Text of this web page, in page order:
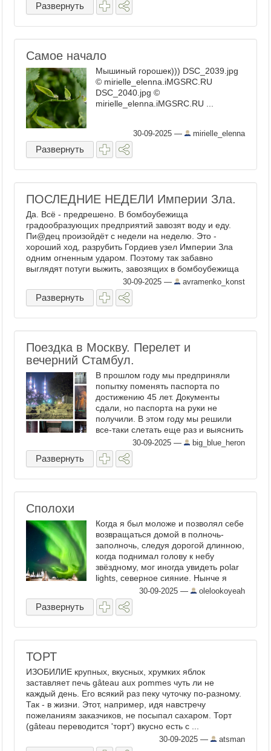
Развернуть
Самое начало
Мышиный горошек))) DSC_2039.jpg
© mirielle_elenna.iMGSRC.RU
DSC_2040.jpg ©
mirielle_elenna.iMGSRC.RU ...
30-09-2025 — mirielle_elenna
Развернуть
ПОСЛЕДНИЕ НЕДЕЛИ Империи Зла.
Да. Всё - предрешено. В бомбоубежища
градообразующих предприятий завозят воду и еду.
Пи@дец произойдёт с недели на неделю. Это -
хороший ход, разрубить Гордиев узел Империи Зла
одним огненным ударом. Поэтому так забавно
выглядят потуги выжить, завозящих в бомбоубежища
30-09-2025 — avramenko_konst
Развернуть
Поездка в Москву. Перелет и
вечерний Стамбул.
В прошлом году мы предприняли
попытку поменять паспорта по
достижению 45 лет. Документы
сдали, но паспорта на руки не
получили. В этом году мы решили
все-таки слетать еще раз и выяснить
почему статус дела застрял на год в
состоянии "в обработке" и
переподать документы, если
30-09-2025 — big_blue_heron
Развернуть
Сполохи
Когда я был моложе и позволял себе
возвращаться домой в полночь-
заполночь, следуя дорогой длинною,
когда поднимал голову к небу
звёздному, мог иногда увидеть polar
lights, северное сияние. Нынче я
рано ложусь, вместе со "Спокойкой"
или по окончании её. Теперь много
доступных устройств и ...
30-09-2025 — olelookoyeah
Развернуть
ТОРТ
ИЗОБИЛИЕ крупных, вкусных, хрумких яблок
заставляет печь gâteau aux pommes чуть ли не
каждый день. Его всякий раз пеку чуточку по-разному.
Так - в жизни. Этот, например, идя навстречу
пожеланиям заказчиков, не посыпал сахаром. Торт
(gâteau переводится 'торт') вкусно есть с ...
30-09-2025 — atsman